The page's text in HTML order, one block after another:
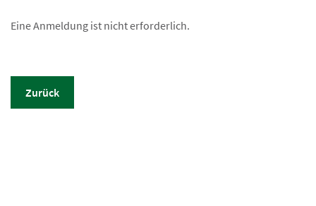
Eine Anmeldung ist nicht erforderlich.
Zurück